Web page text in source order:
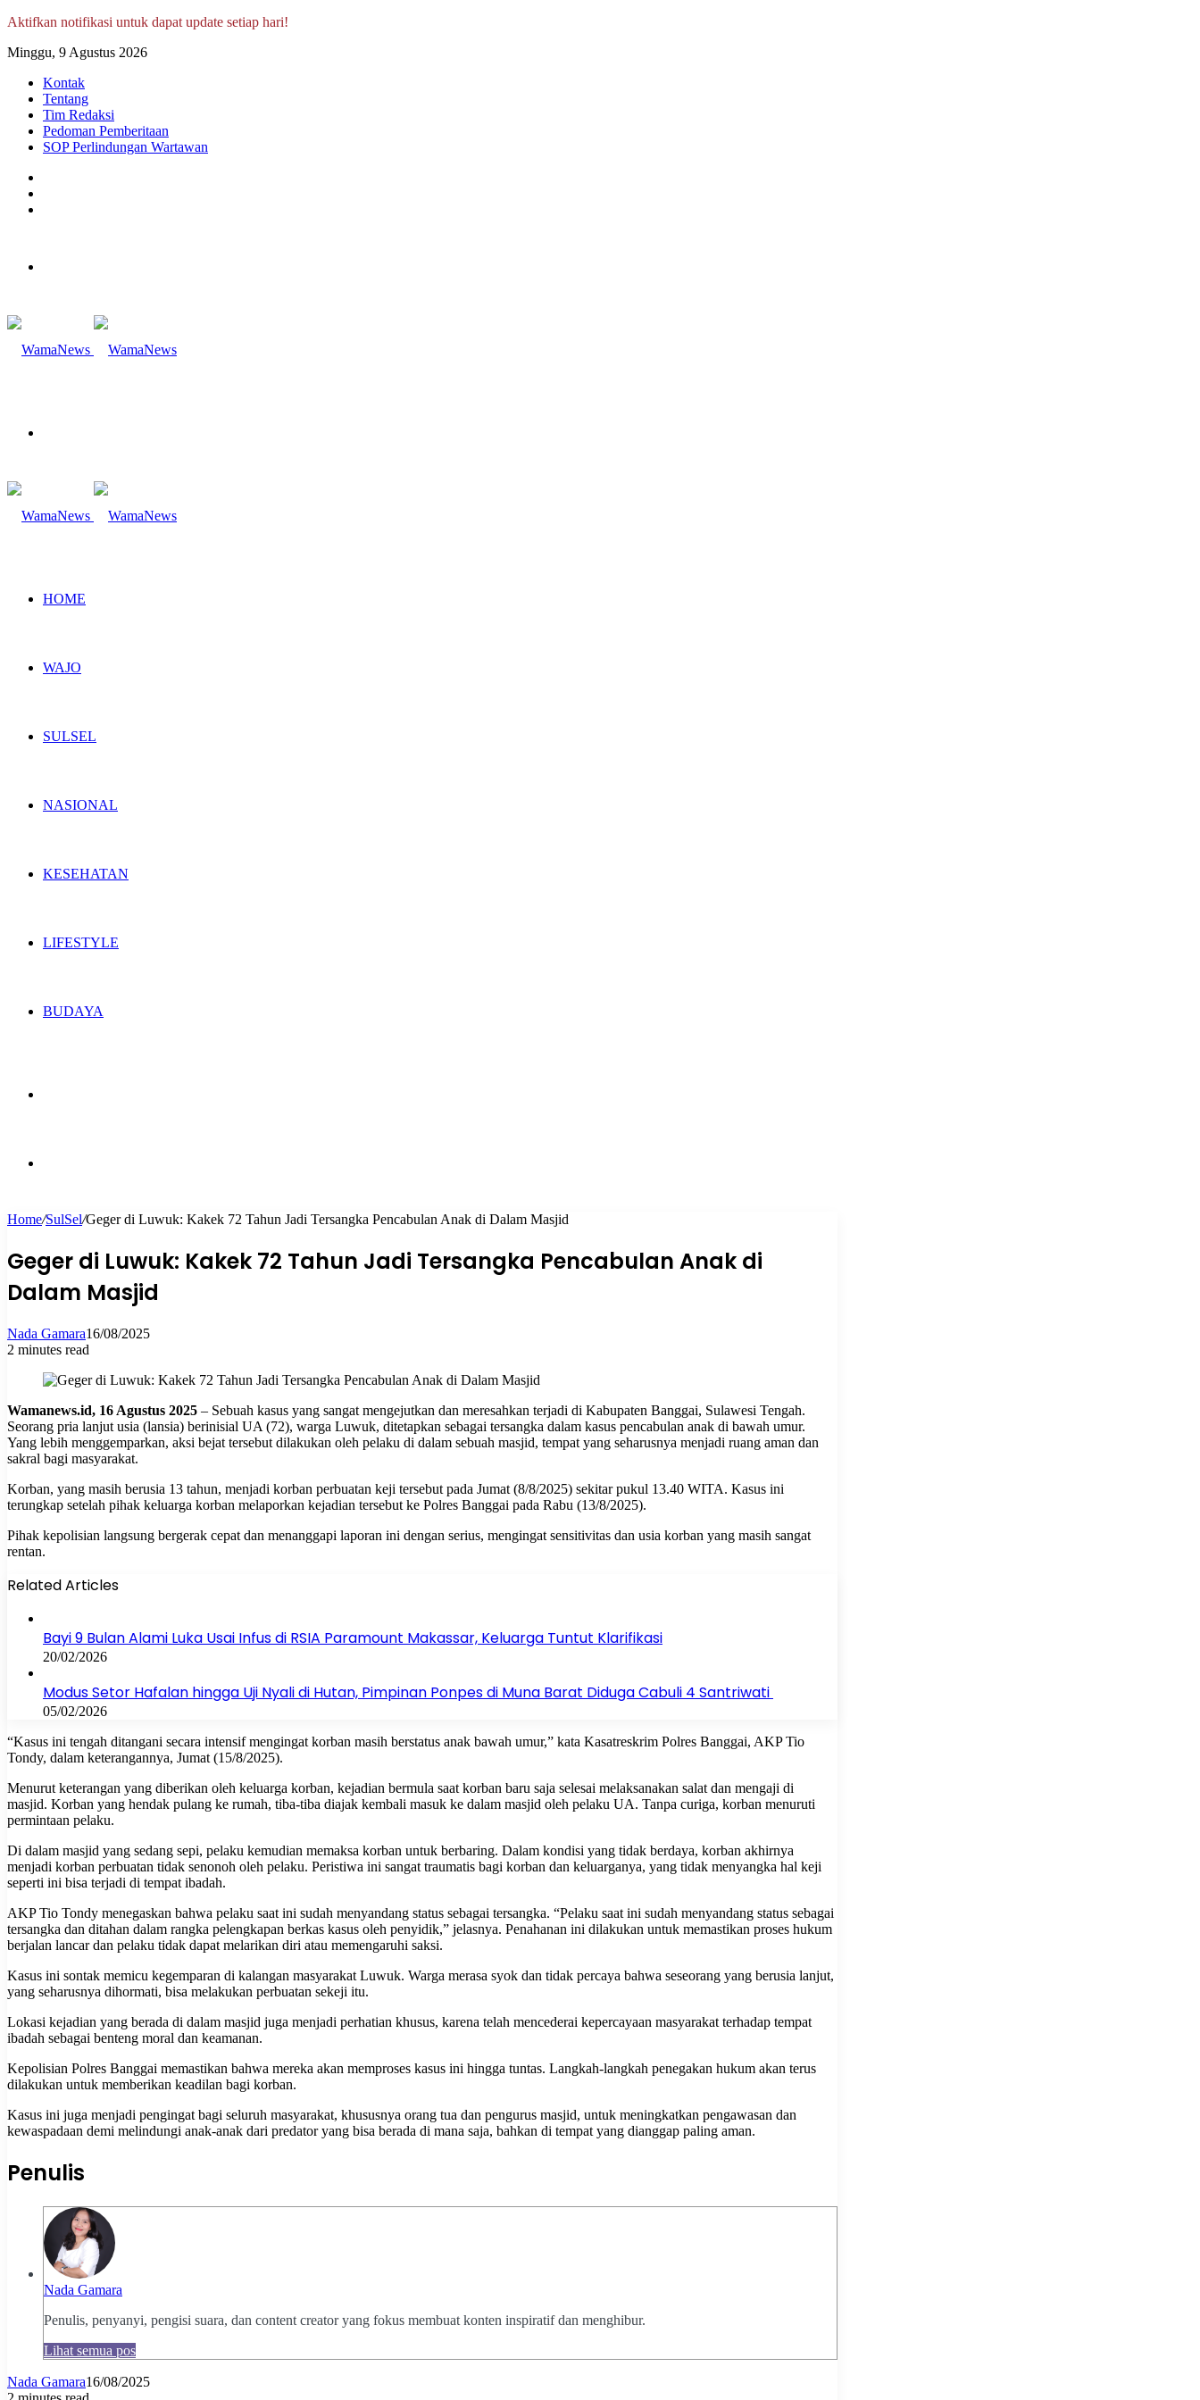
Aktifkan notifikasi untuk dapat update setiap hari!
Minggu, 9 Agustus 2026
Kontak
Tentang
Tim Redaksi
Pedoman Pemberitaan
SOP Perlindungan Wartawan
HOME
WAJO
SULSEL
NASIONAL
KESEHATAN
LIFESTYLE
BUDAYA
for
Home/SulSel/Geger di Luwuk: Kakek 72 Tahun Jadi Tersangka Pencabulan Anak di Dalam Masjid
Geger di Luwuk: Kakek 72 Tahun Jadi Tersangka Pencabulan Anak di
Dalam Masjid
Nada Gamara16/08/2025
2 minutes read
Wamanews.id, 16 Agustus 2025 – Sebuah kasus yang sangat mengejutkan dan meresahkan terjadi di Kabupaten Banggai, Sulawesi Tengah.
Seorang pria lanjut usia (lansia) berinisial UA (72), warga Luwuk, ditetapkan sebagai tersangka dalam kasus pencabulan anak di bawah umur.
Yang lebih menggemparkan, aksi bejat tersebut dilakukan oleh pelaku di dalam sebuah masjid, tempat yang seharusnya menjadi ruang aman dan
sakral bagi masyarakat.
Korban, yang masih berusia 13 tahun, menjadi korban perbuatan keji tersebut pada Jumat (8/8/2025) sekitar pukul 13.40 WITA. Kasus ini
terungkap setelah pihak keluarga korban melaporkan kejadian tersebut ke Polres Banggai pada Rabu (13/8/2025).
Pihak kepolisian langsung bergerak cepat dan menanggapi laporan ini dengan serius, mengingat sensitivitas dan usia korban yang masih sangat
rentan.
Related Articles
Bayi 9 Bulan Alami Luka Usai Infus di RSIA Paramount Makassar, Keluarga Tuntut Klarifikasi
20/02/2026
Modus Setor Hafalan hingga Uji Nyali di Hutan, Pimpinan Ponpes di Muna Barat Diduga Cabuli 4 Santriwati
05/02/2026
“Kasus ini tengah ditangani secara intensif mengingat korban masih berstatus anak bawah umur,” kata Kasatreskrim Polres Banggai, AKP Tio
Tondy, dalam keterangannya, Jumat (15/8/2025).
Menurut keterangan yang diberikan oleh keluarga korban, kejadian bermula saat korban baru saja selesai melaksanakan salat dan mengaji di
masjid. Korban yang hendak pulang ke rumah, tiba-tiba diajak kembali masuk ke dalam masjid oleh pelaku UA. Tanpa curiga, korban menuruti
permintaan pelaku.
Di dalam masjid yang sedang sepi, pelaku kemudian memaksa korban untuk berbaring. Dalam kondisi yang tidak berdaya, korban akhirnya
menjadi korban perbuatan tidak senonoh oleh pelaku. Peristiwa ini sangat traumatis bagi korban dan keluarganya, yang tidak menyangka hal keji
seperti ini bisa terjadi di tempat ibadah.
AKP Tio Tondy menegaskan bahwa pelaku saat ini sudah menyandang status sebagai tersangka. “Pelaku saat ini sudah menyandang status sebagai
tersangka dan ditahan dalam rangka pelengkapan berkas kasus oleh penyidik,” jelasnya. Penahanan ini dilakukan untuk memastikan proses hukum
berjalan lancar dan pelaku tidak dapat melarikan diri atau memengaruhi saksi.
Kasus ini sontak memicu kegemparan di kalangan masyarakat Luwuk. Warga merasa syok dan tidak percaya bahwa seseorang yang berusia lanjut,
yang seharusnya dihormati, bisa melakukan perbuatan sekeji itu.
Lokasi kejadian yang berada di dalam masjid juga menjadi perhatian khusus, karena telah mencederai kepercayaan masyarakat terhadap tempat
ibadah sebagai benteng moral dan keamanan.
Kepolisian Polres Banggai memastikan bahwa mereka akan memproses kasus ini hingga tuntas. Langkah-langkah penegakan hukum akan terus
dilakukan untuk memberikan keadilan bagi korban.
Kasus ini juga menjadi pengingat bagi seluruh masyarakat, khususnya orang tua dan pengurus masjid, untuk meningkatkan pengawasan dan
kewaspadaan demi melindungi anak-anak dari predator yang bisa berada di mana saja, bahkan di tempat yang dianggap paling aman.
Penulis
Nada Gamara
Penulis, penyanyi, pengisi suara, dan content creator yang fokus membuat konten inspiratif dan menghibur.
Lihat semua pos
Nada Gamara16/08/2025